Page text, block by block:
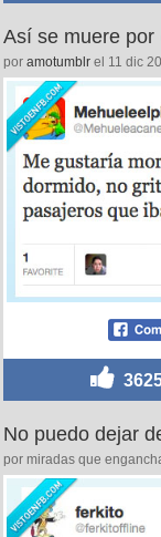
Así se muere por
por amotumblr el 11 dic
No puedo dejar
por miradas que